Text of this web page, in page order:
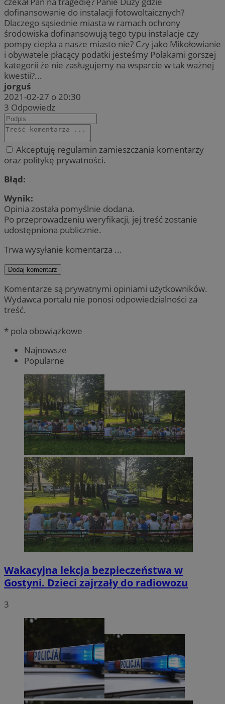
dofinansowanie do instalacji fotowoltaicznych?
Dlaczego sąsiednie miasta w ramach ochrony
środowiska dofinansowują tego typu instalacje czy
pompy ciepła a nasze miasto nie? Czy jako Mikołowianie
i obywatele płacący podatki jesteśmy Polakami gorszej
kategorii że nie zasługujemy na wsparcie w tak ważnej
kwestii?...
jorguś
2021-02-27 o 20:30
3 Odpowiedz
Akceptuję regulamin zamieszczania komentarzy
oraz politykę prywatności.
Błąd:
Wynik:
Opinia została pomyślnie dodana.
Po przeprowadzeniu weryfikacji, jej treść zostanie
udostępniona publicznie.
Trwa wysyłanie komentarza ...
Dodaj komentarz
Komentarze są prywatnymi opiniami użytkowników.
Wydawca portalu nie ponosi odpowiedzialności za
treść.
* pola obowiązkowe
Najnowsze
Popularne
Wakacyjna lekcja bezpieczeństwa w
Gostyni. Dzieci zajrzały do radiowozu
3